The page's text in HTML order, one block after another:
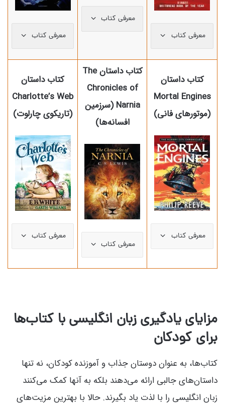
معرفی کتاب
معرفی کتاب
معرفی کتاب
کتاب داستان
Mortal Engines
(موتورهای فانی)
معرفی کتاب
کتاب داستان The
Chronicles of
Narnia (سرزمین
افسانه‌ها)
معرفی کتاب
کتاب داستان
Charlotte’s Web
(تاریکوی چارلوت)
معرفی کتاب
مزایای یادگیری زبان انگلیسی با کتاب‌ها
برای کودکان
کتاب‌ها، به عنوان دوستان جذاب و آموزنده کودکان، نه تنها
داستان‌های جالبی ارائه می‌دهند بلکه به آنها کمک می‌کنند
زبان انگلیسی را با لذت یاد بگیرند. حالا با بهترین مزیت‌های